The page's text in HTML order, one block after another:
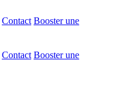
Contact Booster une
Contact Booster une